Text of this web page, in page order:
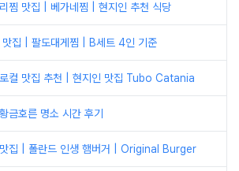
찜 맛집 | 베가네찜 | 현지인 추천 식당
맛집 | 팔도대게찜 | B세트 4인 기준
컬 맛집 추천 | 현지인 맛집 Tubo Catania
금호른 명소 시간 후기
집 | 폴란드 인생 햄버거 | Original Burger